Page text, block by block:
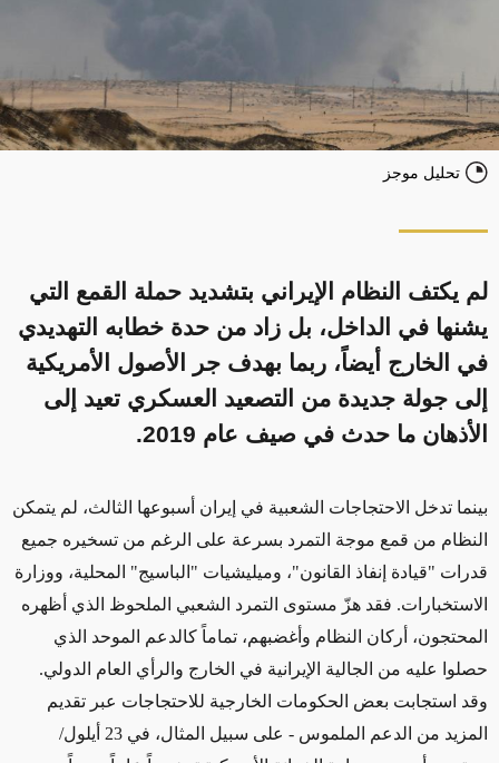
تحليل موجز
لم يكتف النظام الإيراني بتشديد حملة القمع التي
يشنها في الداخل، بل زاد من حدة خطابه التهديدي
في الخارج أيضاً، ربما بهدف جر الأصول الأمريكية
إلى جولة جديدة من التصعيد العسكري تعيد إلى
الأذهان ما حدث في صيف عام 2019.
بينما تدخل الاحتجاجات الشعبية في إيران أسبوعها الثالث، لم يتمكن
النظام من قمع موجة التمرد بسرعة على الرغم من تسخيره جميع
قدرات "قيادة إنفاذ القانون"، وميليشيات "الباسيج" المحلية، ووزارة
الاستخبارات. فقد هزّ مستوى التمرد الشعبي الملحوظ الذي أظهره
المحتجون، أركان النظام وأغضبهم، تماماً كالدعم الموحد الذي
حصلوا عليه من الجالية الإيرانية في الخارج والرأي العام الدولي.
وقد استجابت بعض الحكومات الخارجية للاحتجاجات عبر تقديم
المزيد من الدعم الملموس
- على سبيل المثال، في 23 أيلول/